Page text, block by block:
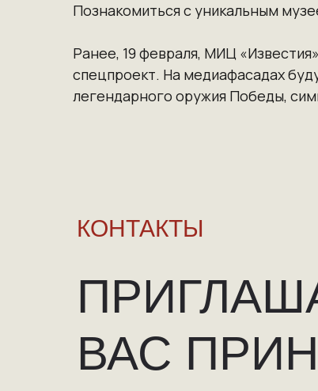
Познакомиться с уникальным
Ранее, 19 февраля, МИЦ
спецпроект. На медиафасадах
легендарного оружия Победы,
КОНТАКТЫ
ВАС